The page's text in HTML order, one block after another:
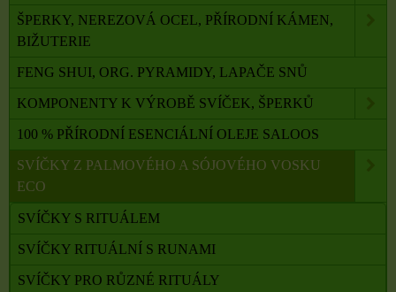
ŠPERKY, NEREZOVÁ OCEL, PŘÍRODNÍ KÁMEN,
BIŽUTERIE
FENG SHUI, ORG. PYRAMIDY, LAPAČE SNŮ
KOMPONENTY K VÝROBĚ SVÍČEK, ŠPERKŮ
100 % PŘÍRODNÍ ESENCIÁLNÍ OLEJE SALOOS
SVÍČKY Z PALMOVÉHO A SÓJOVÉHO VOSKU
ECO
SVÍČKY S RITUÁLEM
SVÍČKY RITUÁLNÍ S RUNAMI
SVÍČKY PRO RŮZNÉ RITUÁLY